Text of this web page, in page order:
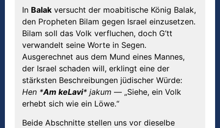
In Balak versucht der moabitische König Balak,
den Propheten Bilam gegen Israel einzusetzen.
Bilam soll das Volk verfluchen, doch G’tt
verwandelt seine Worte in Segen.
Ausgerechnet aus dem Mund eines Mannes,
der Israel schaden will, erklingt eine der
stärksten Beschreibungen jüdischer Würde:
Hen *Am keLavi* jakum — „Siehe, ein Volk
erhebt sich wie ein Löwe.“
Beide Abschnitte stellen uns vor dieselbe